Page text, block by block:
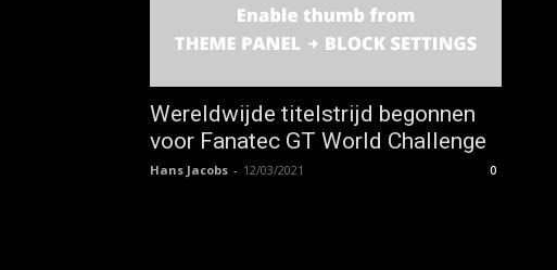
Wereldwijde titelstrijd begonnen
voor Fanatec GT World Challenge
Hans Jacobs - 12/03/2021 0